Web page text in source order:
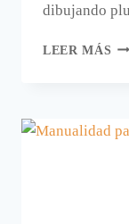
dibujando
LEER MÁS